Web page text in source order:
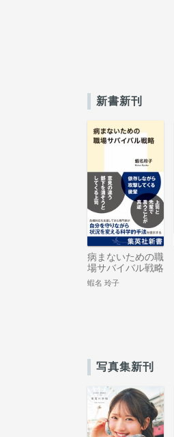
新書新刊
病まないための職
場サバイバル戦略
蝦名 玲子
写真集新刊